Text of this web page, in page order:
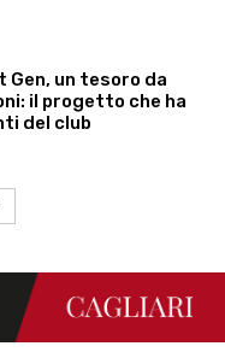
Gen, un tesoro da
il progetto che ha
del club